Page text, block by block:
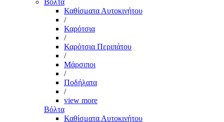
Βόλτα
Καθίσματα Αυτοκινήτου
/
Καρότσια
/
Καρότσια Περιπάτου
/
Μάρσιποι
/
Ποδήλατα
/
view more
Βόλτα
Καθίσματα Αυτοκινήτου